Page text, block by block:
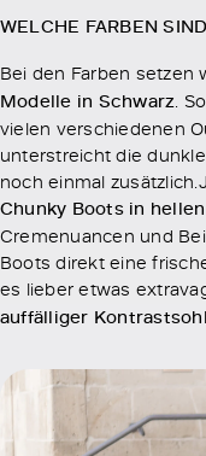
WELCHE FARBEN
Bei den Farben
Modelle in Schwarz.
vielen verschiedenen
unterstreicht die
noch einmal
Chunky Boots in
Cremenuancen und
Boots direkt eine
es lieber etwas
auffälliger